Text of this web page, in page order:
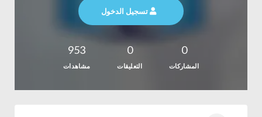
تسجيل الدخول
0
المشاركات
0
التعليقات
953
مشاهدات